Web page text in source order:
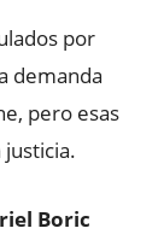
por
demanda
pero esas
Boric